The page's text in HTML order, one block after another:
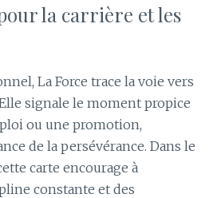
la carrière et les
La Force trace la voie vers
signale le moment propice
ou une promotion,
de la persévérance. Dans le
carte encourage à
constante et des